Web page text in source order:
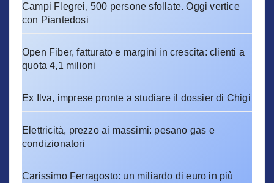
Campi Flegrei, 500 persone sfollate. Oggi vertice
con Piantedosi
Open Fiber, fatturato e margini in crescita: clienti a
quota 4,1 milioni
Ex Ilva, imprese pronte a studiare il dossier di Chigi
Elettricità, prezzo ai massimi: pesano gas e
condizionatori
Carissimo Ferragosto: un miliardo di euro in più